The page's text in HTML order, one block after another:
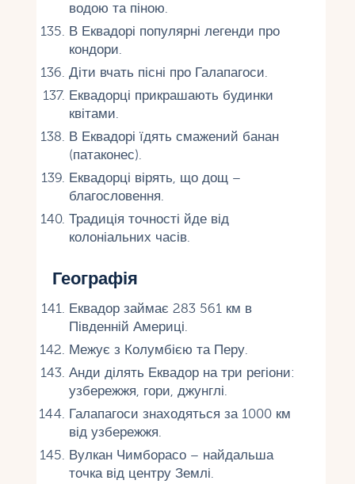
водою та піною.
В Еквадорі популярні легенди про
кондори.
Діти вчать пісні про Галапагоси.
Еквадорці прикрашають будинки
квітами.
В Еквадорі їдять смажений банан
(патаконес).
Еквадорці вірять, що дощ –
благословення.
Традиція точності йде від
колоніальних часів.
Географія
Еквадор займає 283 561 км в
Південній Америці.
Межує з Колумбією та Перу.
Анди ділять Еквадор на три регіони:
узбережжя, гори, джунглі.
Галапагоси знаходяться за 1000 км
від узбережжя.
Вулкан Чимборасо – найдальша
точка від центру Землі.